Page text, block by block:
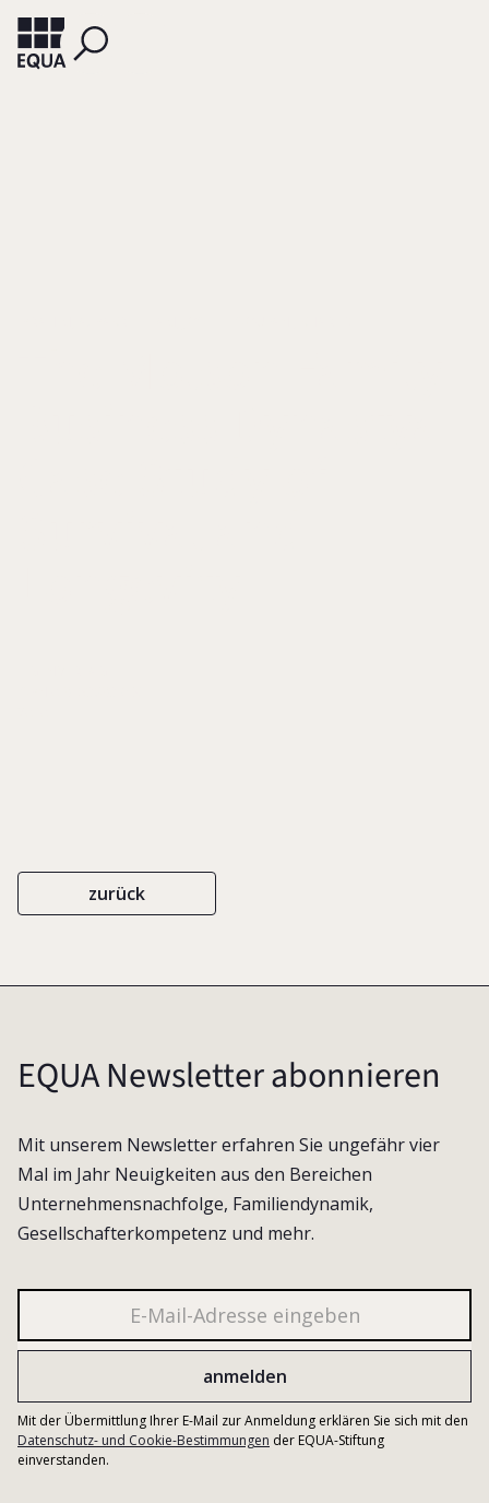
zurück
EQUA Newsletter abonnieren
Mit unserem Newsletter erfahren Sie ungefähr vier
Mal im Jahr Neuigkeiten aus den Bereichen
Unternehmensnachfolge, Familiendynamik,
Gesellschafterkompetenz und mehr.
Mit der Übermittlung Ihrer E-Mail zur Anmeldung erklären Sie sich mit den
Datenschutz- und Cookie-Bestimmungen der EQUA-Stiftung
einverstanden.